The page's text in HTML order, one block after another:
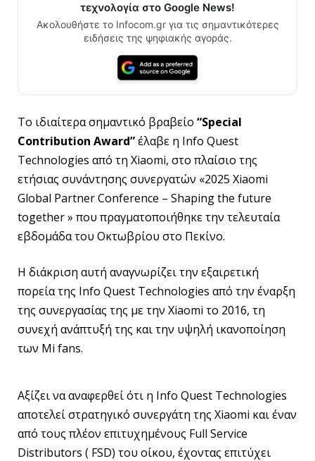
τεχνολογία στο Google News!
Ακολουθήστε το Infocom.gr για τις σημαντικότερες
ειδήσεις της ψηφιακής αγοράς.
Tο ιδιαίτερα σημαντικό βραβείο “Special
Contribution Award”έλαβε η Info Quest
Technologies από τη Xiaomi, στο πλαίσιο της
ετήσιας συνάντησης συνεργατών «2025 Xiaomi
Global Partner Conference – Shaping the future
together » που πραγματοποιήθηκε την τελευταία
εβδομάδα του Οκτωβρίου στο Πεκίνο.
Η διάκριση αυτή αναγνωρίζει την εξαιρετική
πορεία της Info Quest Technologies από την έναρξη
της συνεργασίας της με την Xiaomi το 2016, τη
συνεχή ανάπτυξή της και την υψηλή ικανοποίηση
των Mi fans.
Αξίζει να αναφερθεί ότι η Info Quest Technologies
αποτελεί στρατηγικό συνεργάτη της Xiaomi και έναν
από τους πλέον επιτυχημένους Full Service
Distributors ( FSD) του οίκου, έχοντας επιτύχει